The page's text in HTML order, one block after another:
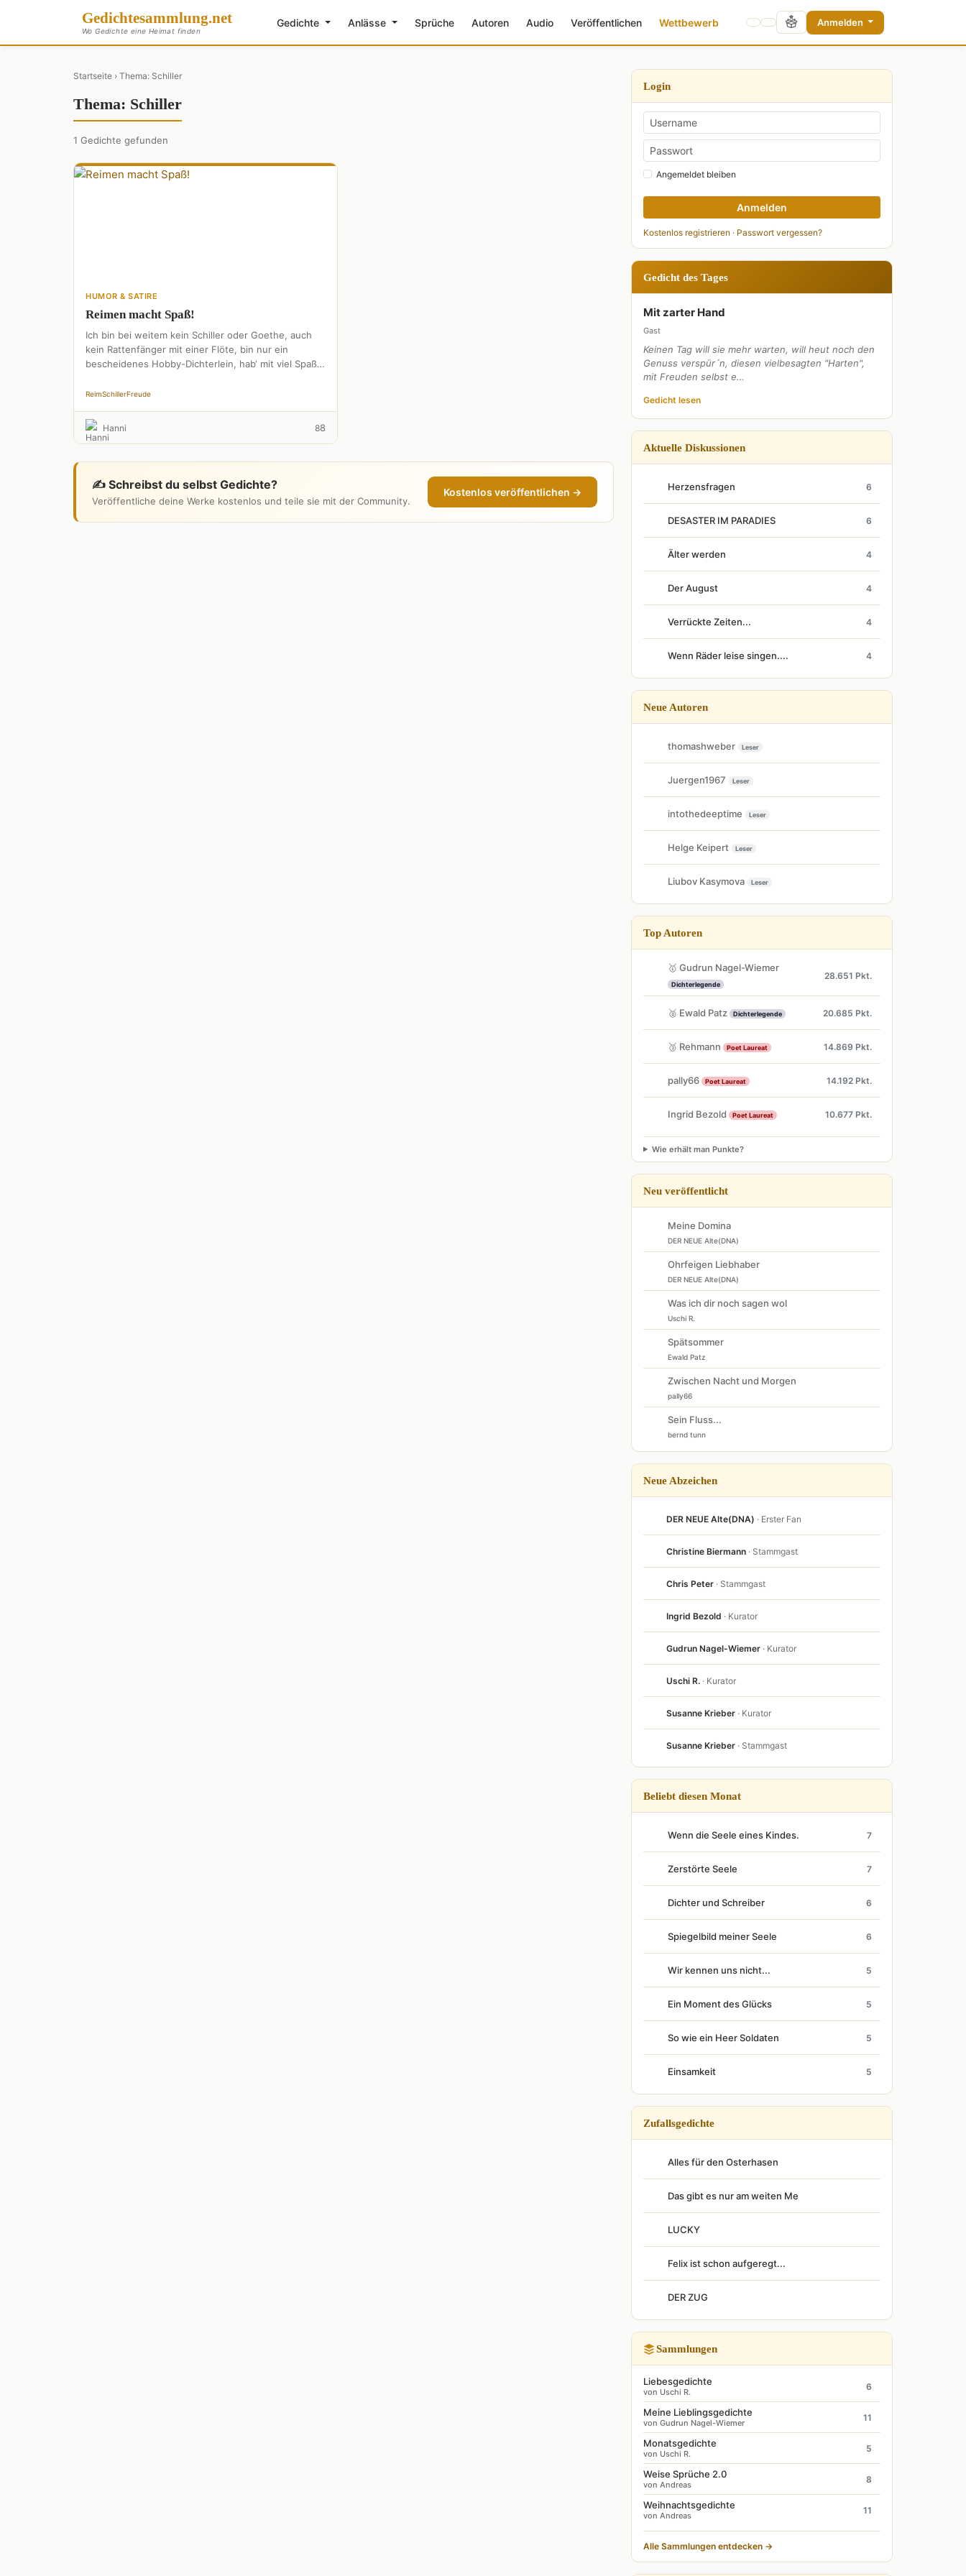
Gedichtesammlung.net
Wo Gedichte eine Heimat finden
Gedichte Anlässe Sprüche Autoren Audio Veröffentlichen Wettbewerb Anmelden
Startseite › Thema: Schiller
Thema: Schiller
1 Gedichte gefunden
HUMOR & SATIRE
Reimen macht Spaß!
Ich bin bei weitem kein Schiller oder Goethe, auch
kein Rattenfänger mit einer Flöte, bin nur ein
bescheidenes Hobby-Dichterlein, hab‘ mit viel Spaß
ReimSchillerFreude
Hanni 88
✍️ Schreibst du selbst Gedichte?
Veröffentliche deine Werke kostenlos und teile sie mit der Community.
Kostenlos veröffentlichen →
Login
Angemeldet bleiben
Anmelden
Kostenlos registrieren · Passwort vergessen?
Gedicht des Tages
Mit zarter Hand
Gast
Keinen Tag will sie mehr warten, will heut noch den
Genuss verspür´n, diesen vielbesagten "Harten",
mit Freuden selbst e…
Gedicht lesen
Aktuelle Diskussionen
Herzensfragen 6
DESASTER IM PARADIES 6
Älter werden 4
Der August 4
Verrückte Zeiten... 4
Wenn Räder leise singen.... 4
Neue Autoren
thomashweber Leser
Juergen1967 Leser
intothedeeptime Leser
Helge Keipert Leser
Liubov Kasymova Leser
Top Autoren
🥇 Gudrun Nagel-Wiemer
Dichterlegende
28.651 Pkt.
🥈 Ewald Patz Dichterlegende 20.685 Pkt.
🥉 Rehmann Poet Laureat 14.869 Pkt.
pally66 Poet Laureat 14.192 Pkt.
Ingrid Bezold Poet Laureat 10.677 Pkt.
Wie erhält man Punkte?
Neu veröffentlicht
Meine Domina
DER NEUE Alte(DNA)
Ohrfeigen Liebhaber
DER NEUE Alte(DNA)
Was ich dir noch sagen wol
Uschi R.
Spätsommer
Ewald Patz
Zwischen Nacht und Morgen
pally66
Sein Fluss...
bernd tunn
Neue Abzeichen
DER NEUE Alte(DNA) · Erster Fan
Christine Biermann · Stammgast
Chris Peter · Stammgast
Ingrid Bezold · Kurator
Gudrun Nagel-Wiemer · Kurator
Uschi R. · Kurator
Susanne Krieber · Kurator
Susanne Krieber · Stammgast
Beliebt diesen Monat
Wenn die Seele eines Kindes. 7
Zerstörte Seele 7
Dichter und Schreiber 6
Spiegelbild meiner Seele 6
Wir kennen uns nicht... 5
Ein Moment des Glücks 5
So wie ein Heer Soldaten 5
Einsamkeit 5
Zufallsgedichte
Alles für den Osterhasen
Das gibt es nur am weiten Me
LUCKY
Felix ist schon aufgeregt...
DER ZUG
Sammlungen
Liebesgedichte
von Uschi R.
6
Meine Lieblingsgedichte
von Gudrun Nagel-Wiemer
11
Monatsgedichte
von Uschi R.
5
Weise Sprüche 2.0
von Andreas
8
Weihnachtsgedichte
von Andreas
11
Alle Sammlungen entdecken →